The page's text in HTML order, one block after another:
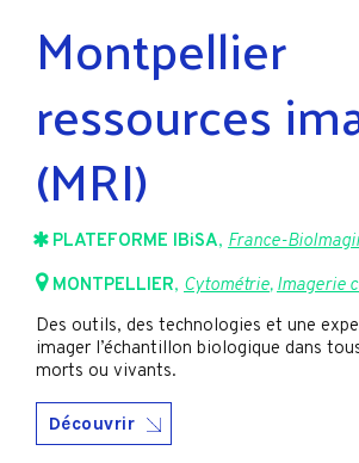
Montpellier
ressources
(MRI)
PLATEFORME IBiSA, France-
MONTPELLIER, Cytométrie,Imagerie
Des outils, des technologies et une
imager l’échantillon biologique dans
morts ou vivants.
Découvrir